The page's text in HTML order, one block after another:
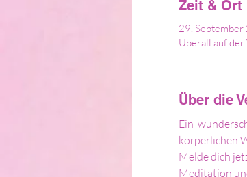
Zeit & Ort
29.
Überall auf
Über die
Ein
körperlichen
Melde dich
Meditation